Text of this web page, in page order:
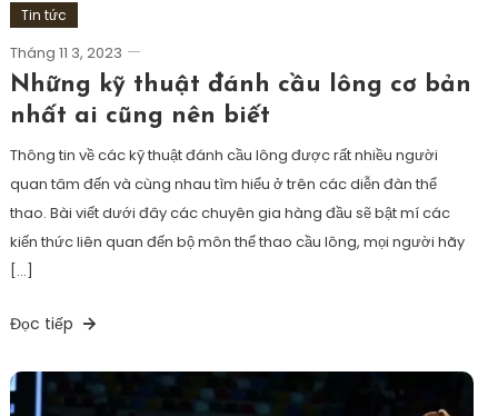
Tin tức
Tháng 11 3, 2023
Những kỹ thuật đánh cầu lông cơ bản
nhất ai cũng nên biết
Thông tin về các kỹ thuật đánh cầu lông được rất nhiều người
quan tâm đến và cùng nhau tìm hiểu ở trên các diễn đàn thể
thao. Bài viết dưới đây các chuyên gia hàng đầu sẽ bật mí các
kiến thức liên quan đến bộ môn thể thao cầu lông, mọi người hãy
[…]
Đọc tiếp